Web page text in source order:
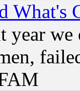
What's
year